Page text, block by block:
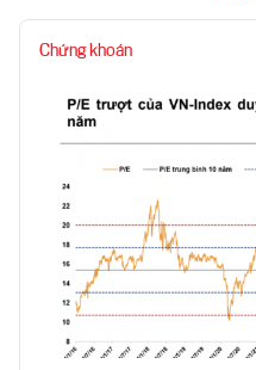
Chứng khoán